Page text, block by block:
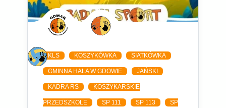
KLS KOSZYKÓWKA SIATKÓWKA
GMINNA HALA W GDOWIE JAŃSKI
KADRA RS KOSZYKARSKIE
PRZEDSZKOLE SP 111 SP 113 SP